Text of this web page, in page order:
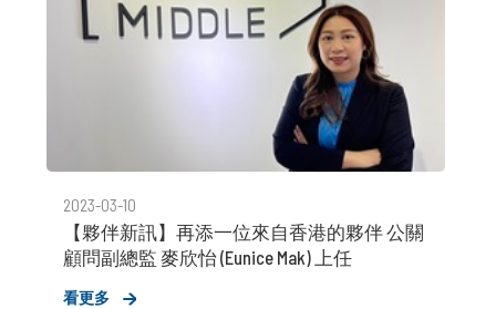
2023-03-10
【夥伴新訊】再添一位來自香港的夥伴 公關
顧問副總監 麥欣怡 (Eunice Mak) 上任
看更多